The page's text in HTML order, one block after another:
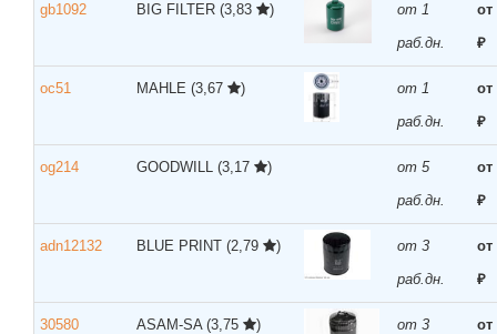
gb1092 BIG FILTER (3,83 )
от 1
раб.дн.
от
₽
oc51 MAHLE (3,67 )
от 1
раб.дн.
от
₽
og214 GOODWILL (3,17 )
от 5
раб.дн.
от
₽
adn12132 BLUE PRINT (2,79 )
от 3
раб.дн.
от
₽
30580 ASAM-SA (3,75 )
от 3
от